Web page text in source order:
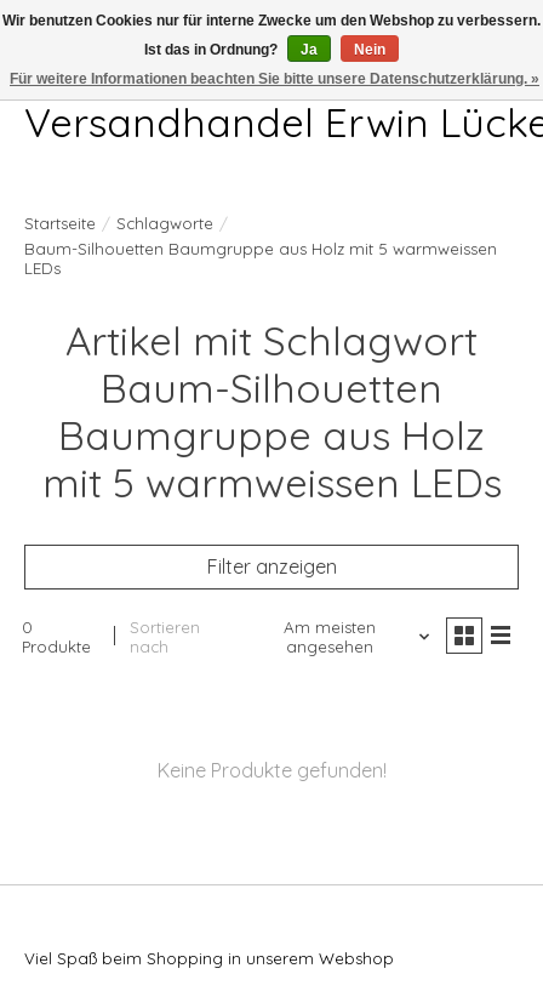
Telefon 04407 715872 MO-DO 7.00-17.00Uhr FR 7.00-13.00Uhr
Versandhandel Erwin
Startseite / Schlagworte /
Baum-Silhouetten Baumgruppe aus Holz mit 5 warmweissen
LEDs
Artikel mit Schlagwort
Baum-Silhouetten
Baumgruppe aus Holz
mit 5 warmweissen LEDs
Filter anzeigen
0
Produkte
Sortieren
nach
Am meisten
angesehen
Keine Produkte gefunden!
Viel Spaß beim Shopping in unserem Webshop
Wir benutzen Cookies nur für interne Zwecke um den Webshop zu verbessern.
Ist das in Ordnung?
Ja
Nein
Für weitere Informationen beachten Sie bitte unsere Datenschutzerklärung. »